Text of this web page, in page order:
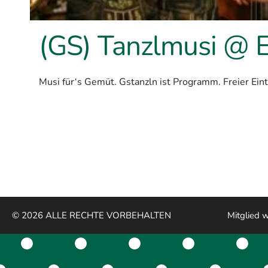
(GS) Tanzlmusi @
Musi für‘s Gemüt. Gstanzln ist Programm. Freier
Mitglied
© 2026 ALLE RECHTE VORBEHALTEN